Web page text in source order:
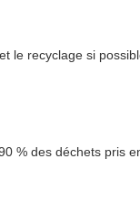
le recyclage si
% des déchets pris